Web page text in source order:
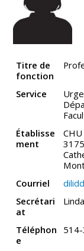
Titre de
fonction
Service
Établisse
ment
Courriel
Secrétari
at
Téléphon
e